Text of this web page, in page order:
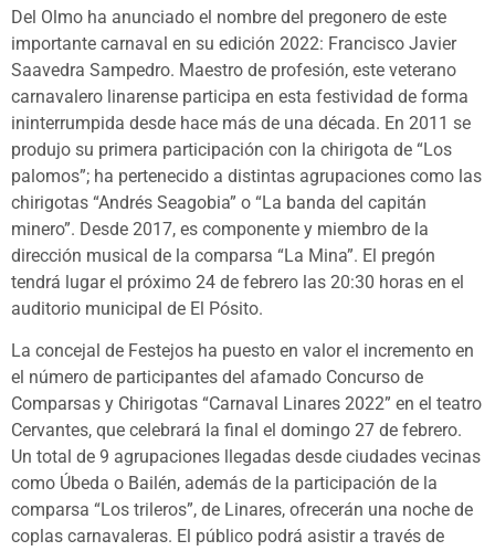
Del Olmo ha anunciado el nombre del pregonero de este
importante carnaval en su edición 2022: Francisco Javier
Saavedra Sampedro. Maestro de profesión, este veterano
carnavalero linarense participa en esta festividad de forma
ininterrumpida desde hace más de una década. En 2011 se
produjo su primera participación con la chirigota de “Los
palomos”; ha pertenecido a distintas agrupaciones como las
chirigotas “Andrés Seagobia” o “La banda del capitán
minero”. Desde 2017, es componente y miembro de la
dirección musical de la comparsa “La Mina”. El pregón
tendrá lugar el próximo 24 de febrero las 20:30 horas en el
auditorio municipal de El Pósito.
La concejal de Festejos ha puesto en valor el incremento en
el número de participantes del afamado Concurso de
Comparsas y Chirigotas “Carnaval Linares 2022” en el teatro
Cervantes, que celebrará la final el domingo 27 de febrero.
Un total de 9 agrupaciones llegadas desde ciudades vecinas
como Úbeda o Bailén, además de la participación de la
comparsa “Los trileros”, de Linares, ofrecerán una noche de
coplas carnavaleras. El público podrá asistir a través de